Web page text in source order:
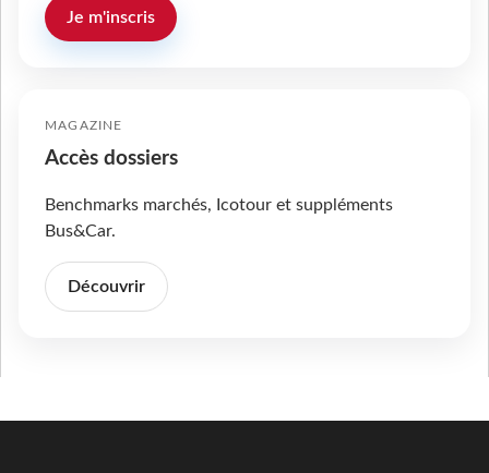
Je m'inscris
MAGAZINE
Accès dossiers
Benchmarks marchés, Icotour et suppléments
Bus&Car.
Découvrir